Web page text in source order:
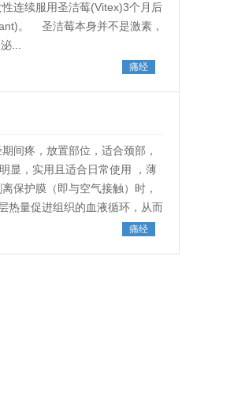
连续服用圣洁莓(Vitex)3个月后
。 圣洁莓本身并不是激素，
...
痛经
间疼，放置部位，适合颈部，
显，实用且适合日常使用 ，薄
保护膜（即与空气接触）时，
热量促进组织的血液循环，从而
痛经